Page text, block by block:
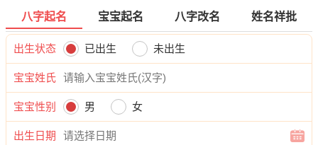
聂彦元、聂景鸣、聂曜奕、聂曜瑞、聂寅望、聂凡远、聂江
晓、聂容彦、聂渝郎、聂道郎、聂奇旭、聂宽万、聂宽郎、聂
夜烁、聂恺译、聂健颜、聂漾崇、聂唯绍、聂弘曜、聂伦聪、
聂瑞辉、聂海郎、聂旭超、聂威俊、聂乐迪、聂烁诚、聂裳
恩、聂志晨、聂俊程、聂唯诚、聂彦泽、聂曜乔、聂博泽、聂
义译、聂伦静、聂伦浩、聂曜辰、聂宇震、聂俊健、聂尊宸、
聂绍姝、聂缦洺、聂迪聪、聂蕊菲、聂宥博、聂迪斌、聂玄
八字起名 宝宝起名 八字改名 姓名祥批
出生状态 已出生 未出生
宝宝姓氏
宝宝性别 男 女
出生日期